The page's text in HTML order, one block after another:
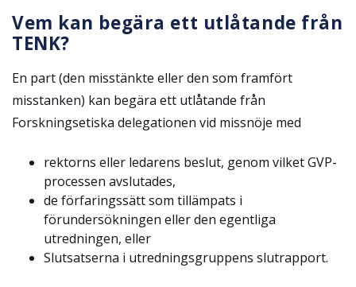
Vem kan begära ett utlåtande från
TENK?
En part (den misstänkte eller den som framfört
misstanken) kan begära ett utlåtande från
Forskningsetiska delegationen vid missnöje med
rektorns eller ledarens beslut, genom vilket GVP-
processen avslutades,
de förfaringssätt som tillämpats i
förundersökningen eller den egentliga
utredningen, eller
Slutsatserna i utredningsgruppens slutrapport.